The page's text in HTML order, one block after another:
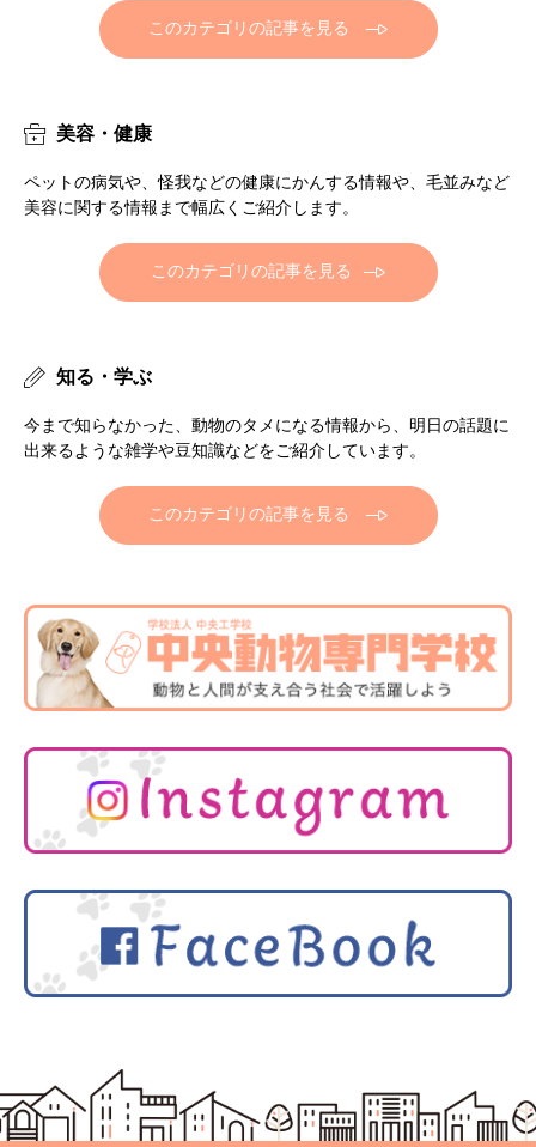
このカテゴリの記事を見る
美容・健康
ペットの病気や、怪我などの健康にかんする情報や、毛並みなど
美容に関する情報まで幅広くご紹介します。
このカテゴリの記事を見る
知る・学ぶ
今まで知らなかった、動物のタメになる情報から、明日の話題に
出来るような雑学や豆知識などをご紹介しています。
このカテゴリの記事を見る